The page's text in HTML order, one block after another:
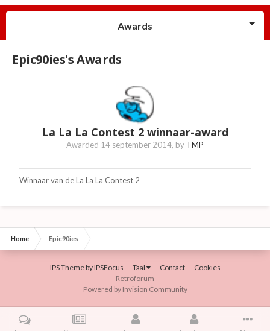
Awards
Epic90ies's Awards
La La La Contest 2 winnaar-award
Awarded 14 september 2014, by TMP
Winnaar van de La La La Contest 2
Home Epic90ies
IPS ThemebyIPSFocus Taal Contact
Cookies
Retroforum
Powered by Invision Community